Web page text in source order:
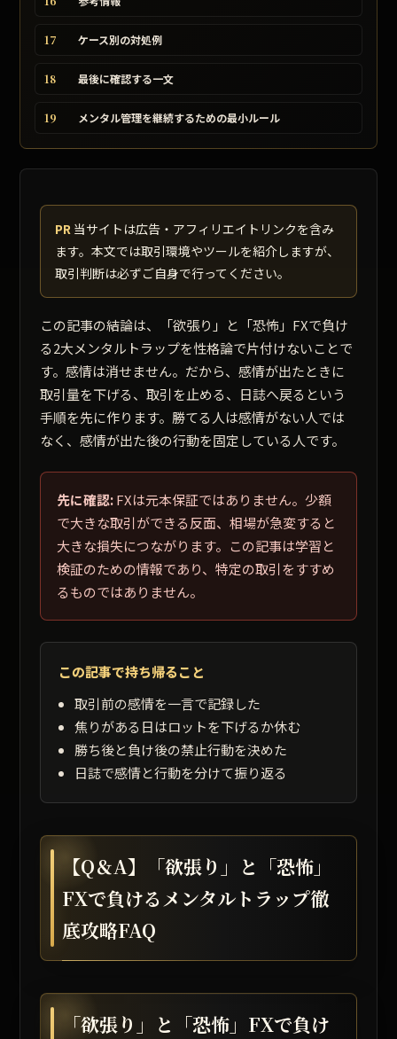
17 ケース別の対処例
18 最後に確認する一文
19 メンタル管理を継続するための最小ルール
PR 当サイトは広告・アフィリエイトリンクを含み
ます。本文では取引環境やツールを紹介しますが、
取引判断は必ずご自身で行ってください。
この記事の結論は、「欲張り」と「恐怖」FXで負け
る2大メンタルトラップを性格論で片付けないことで
す。感情は消せません。だから、感情が出たときに
取引量を下げる、取引を止める、日誌へ戻るという
手順を先に作ります。勝てる人は感情がない人では
なく、感情が出た後の行動を固定している人です。
先に確認:FXは元本保証ではありません。少額
で大きな取引ができる反面、相場が急変すると
大きな損失につながります。この記事は学習と
検証のための情報であり、特定の取引をすすめ
るものではありません。
この記事で持ち帰ること
取引前の感情を一言で記録した
焦りがある日はロットを下げるか休む
勝ち後と負け後の禁止行動を決めた
日誌で感情と行動を分けて振り返る
【Q＆A】「欲張り」と「恐怖」
FXで負けるメンタルトラップ徹
底攻略FAQ
「欲張り」と「恐怖」FXで負け